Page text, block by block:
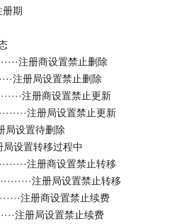
册期
注册商设置禁止删除
注册局设置禁止删除
注册商设置禁止更新
注册局设置禁止更新
局设置待删除
局设置转移过程中
注册商设置禁止转移
注册局设置禁止转移
注册商设置禁止续费
注册局设置禁止续费